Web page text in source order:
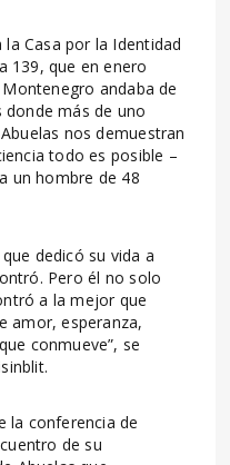
Casa por la Identidad
139, que en enero
andaba de
donde más de uno
nos demuestran
todo es posible –
un hombre de 48
dedicó su vida a
Pero él no solo
a la mejor que
amor, esperanza,
conmueve”, se
la conferencia de
de su